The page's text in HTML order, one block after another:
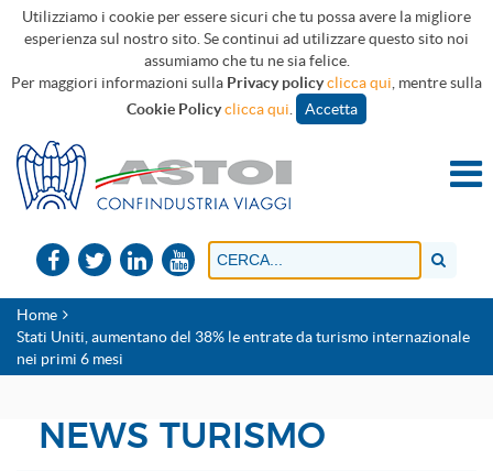
Utilizziamo i cookie per essere sicuri che tu possa avere la migliore
esperienza sul nostro sito. Se continui ad utilizzare questo sito noi
assumiamo che tu ne sia felice.
Per maggiori informazioni sulla Privacy policyclicca qui , mentre sulla
Cookie Policyclicca qui Accetta
Home
Stati Uniti, aumentano del 38% le entrate da turismo internazionale
nei primi 6 mesi
NEWS TURISMO